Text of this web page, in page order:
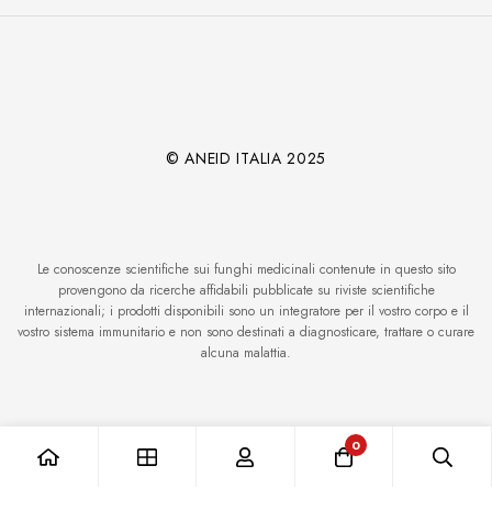
© ANEID ITALIA 2025
Le conoscenze scientifiche sui funghi medicinali contenute in questo sito
provengono da ricerche affidabili pubblicate su riviste scientifiche
internazionali; i prodotti disponibili sono un integratore per il vostro corpo e il
vostro sistema immunitario e non sono destinati a diagnosticare, trattare o curare
alcuna malattia.
0